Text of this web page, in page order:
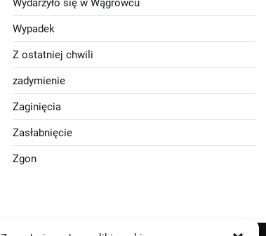
Wydarzyło się w Wągrowcu
Wypadek
Z ostatniej chwili
zadymienie
Zaginięcia
Zasłabnięcie
Zgon